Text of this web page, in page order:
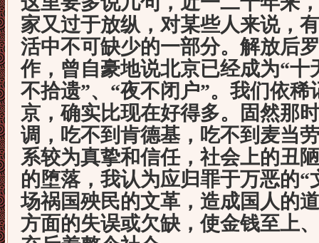
家又过于放纵，对某些人来说，
活中不可缺少的一部分。解放后
作，曾自豪地说北京已经成为“十
不拾遗”、 “夜不闭户”。我们依稀
京，确实比现在好得多。固然那
调，吃不到肯德基，吃不到麦当
系较为真挚和信任，社会上的丑
的堕落，我认为应归罪于万恶的“
场祸国殃民的文革，造成国人的
方面的失误或欠缺，使金钱至上